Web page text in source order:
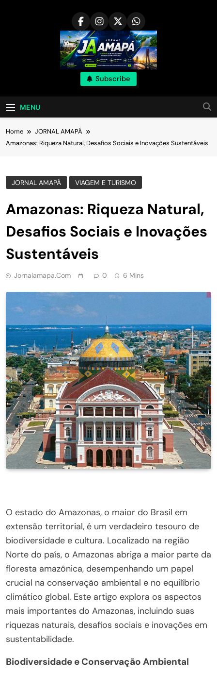
Subscribe
MENU
Home
JORNAL AMAPÁ
Amazonas: Riqueza Natural, Desafios Sociais e Inovações Sustentáveis
JORNAL AMAPÁ VIAGEM E TURISMO
Amazonas: Riqueza Natural,
Desafios Sociais e Inovações
Sustentáveis
Jornalamapa.com 0 6 Mins
O estado do Amazonas, o maior do Brasil em
extensão territorial, é um verdadeiro tesouro de
biodiversidade e cultura. Localizado na região
Norte do país, o Amazonas abriga a maior parte da
floresta amazônica, desempenhando um papel
crucial na conservação ambiental e no equilíbrio
climático global. Este artigo explora os aspectos
mais importantes do Amazonas, incluindo suas
riquezas naturais, desafios sociais e inovações em
sustentabilidade.
Biodiversidade e Conservação Ambiental